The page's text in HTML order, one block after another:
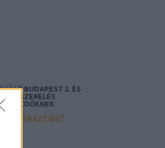
BUDAPEST 2. ÉS
KEZDŐKNEK